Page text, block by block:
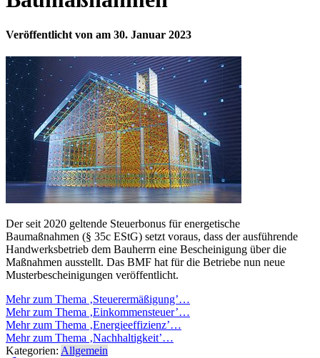
Veröffentlicht von am 30. Januar 2023
Der seit 2020 geltende Steuerbonus für energetische
Baumaßnahmen (§ 35c EStG) setzt voraus, dass der ausführende
Handwerksbetrieb dem Bauherrn eine Bescheinigung über die
Maßnahmen ausstellt. Das BMF hat für die Betriebe nun neue
Musterbescheinigungen veröffentlicht.
Mehr zum Thema ‚Steuerermäßigung’…
Mehr zum Thema ‚Einkommensteuer’…
Mehr zum Thema ‚Energieeffizienz’…
Mehr zum Thema ‚Nachhaltigkeit’…
Kategorien: Allgemein